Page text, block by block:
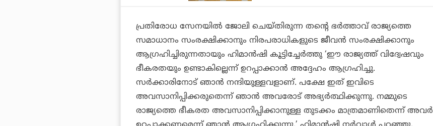
പ്രതിരോധ സേനയില്‍ ജോലി ചെയ്തിരുന്ന തന്റെ ഭര്‍ത്താവ് രാജ്യത്തെ
സമാധാനം സംരക്ഷിക്കാനും നിരപരാധികളുടെ ജീവന്‍ സംരക്ഷിക്കാനും
ആഗ്രഹിച്ചിരുന്നതായും ഹിമാന്‍ഷി കൂട്ടിച്ചേര്‍ത്തു ‘ഈ രാജ്യത്ത് വിദ്വേഷവും
ഭീകരതയും ഉണ്ടാകില്ലെന്ന് ഉറപ്പാക്കാന്‍ അദ്ദേഹം ആഗ്രഹിച്ചു.
സര്‍ക്കാരിനോട് ഞാന്‍ നന്ദിയുള്ളവളാണ്. പക്ഷേ ഇത് ഇവിടെ
അവസാനിപ്പിക്കരുതെന്ന് ഞാന്‍ അവരോട് അഭ്യര്‍ത്ഥിക്കുന്നു. നമ്മുടെ
രാജ്യത്തെ ഭീകരത അവസാനിപ്പിക്കാനുള്ള തുടക്കം മാത്രമാണിതെന്ന് അവര്‍